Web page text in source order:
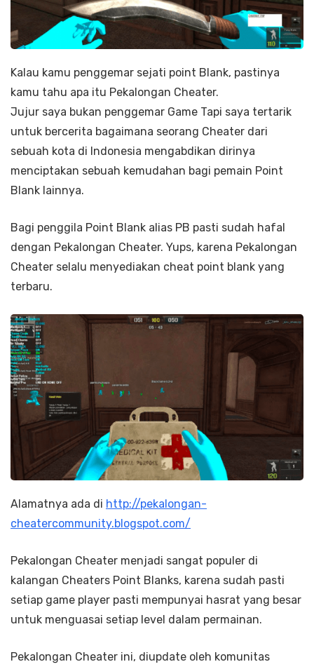
Kalau kamu penggemar sejati point Blank, pastinya
kamu tahu apa itu Pekalongan Cheater.
Jujur saya bukan penggemar Game Tapi saya tertarik
untuk bercerita bagaimana seorang Cheater dari
sebuah kota di Indonesia mengabdikan dirinya
menciptakan sebuah kemudahan bagi pemain Point
Blank lainnya.
Bagi penggila Point Blank alias PB pasti sudah hafal
dengan Pekalongan Cheater. Yups, karena Pekalongan
Cheater selalu menyediakan cheat point blank yang
terbaru.
Alamatnya ada di http://pekalongan-
cheatercommunity.blogspot.com/
Pekalongan Cheater menjadi sangat populer di
kalangan Cheaters Point Blanks, karena sudah pasti
setiap game player pasti mempunyai hasrat yang besar
untuk menguasai setiap level dalam permainan.
Pekalongan Cheater ini, diupdate oleh komunitas